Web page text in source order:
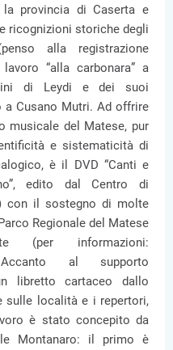
provincia di Caserta e
ricognizioni storiche degli
alla registrazione
“alla carbonara” a
di Leydi e dei suoi
Cusano Mutri. Ad offrire
musicale del Matese, pur
e sistematicità di
è il DVD “Canti e
edito dal Centro di
con il sostegno di molte
Regionale del Matese
(per informazioni:
Accanto al supporto
libretto cartaceo dallo
sulle località e i repertori,
è stato concepito da
Montanaro: il primo è